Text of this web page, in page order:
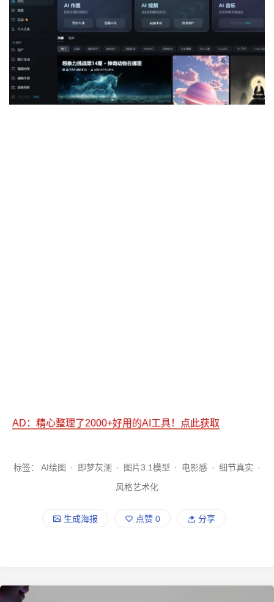
AD：精心整理了2000+好用的AI工具！点此获取
标签： AI绘图 · 即梦灰测 · 图片3.1模型 · 电影感 · 细节真实 ·
风格艺术化
生成海报 点赞 0 分享